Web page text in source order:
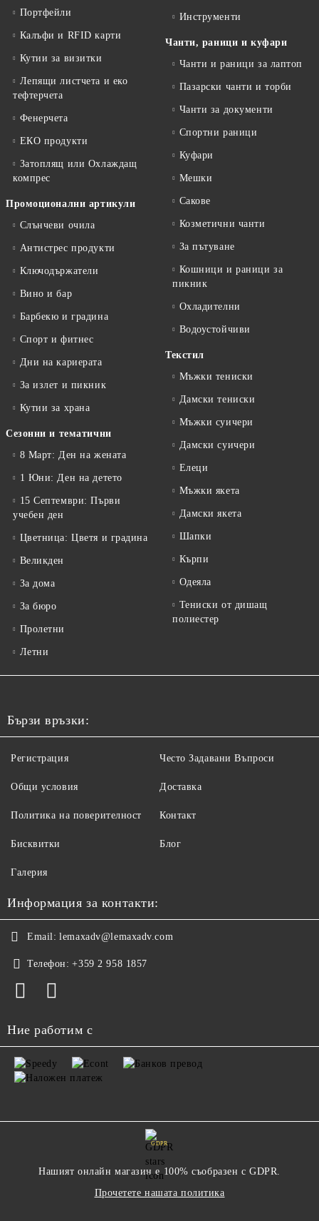
Портфейли
Калъфи и RFID карти
Кутии за визитки
Лепящи листчета и еко
тефтeрчета
Фенерчета
ЕКО продукти
Затоплящ или Охлаждащ
компрес
Промоционални артикули
Слънчеви очила
Антистрес продукти
Ключодържатели
Вино и бар
Барбекю и градина
Спорт и фитнес
Дни на кариерата
За излет и пикник
Кутии за храна
Сезонни и тематични
8 Март: Ден на жената
1 Юни: Ден на детето
15 Септември: Първи
учебен ден
Цветница: Цветя и градина
Великден
За дома
За бюро
Пролетни
Летни
Инструменти
Чанти, раници и куфари
Чанти и раници за лаптоп
Пазарски чанти и торби
Чанти за документи
Спортни раници
Куфари
Мешки
Сакове
Козметични чанти
За пътуване
Кошници и раници за
пикник
Охладителни
Водоустойчиви
Текстил
Мъжки тениски
Дамски тениски
Мъжки суичери
Дамски суичери
Елеци
Мъжки якета
Дамски якета
Шапки
Кърпи
Одеяла
Тениски от дишащ
полиестер
Бързи връзки:
Регистрация
Общи условия
Политика на поверителност
Бисквитки
Често Задавани Въпроси
Доставка
Контакт
Блог
Галерия
Информация за контакти:
Email: lemaxadv@lemaxadv.com
Телефон: +359 2 958 1857
Ние работим с
GDPR
Нашият онлайн магазин е 100% съобразен с GDPR.
Прочетете нашата политика